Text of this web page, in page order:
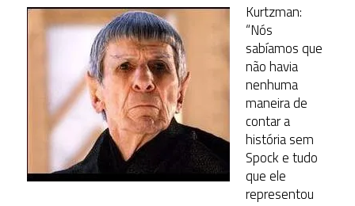
Kurtzman:
“Nós
sabíamos que
não havia
nenhuma
maneira de
contar a
história sem
Spock e tudo
que ele
representou